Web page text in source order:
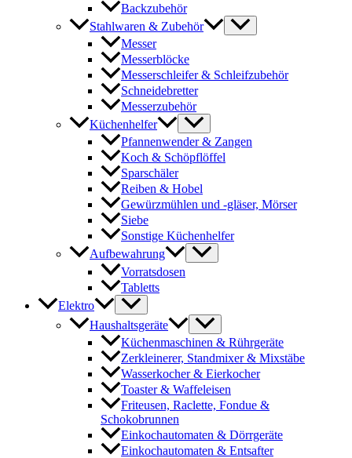
Backzubehör
Stahlwaren & Zubehör
Messer
Messerblöcke
Messerschleifer & Schleifzubehör
Schneidebretter
Messerzubehör
Küchenhelfer
Pfannenwender & Zangen
Koch & Schöpflöffel
Sparschäler
Reiben & Hobel
Gewürzmühlen und -gläser, Mörser
Siebe
Sonstige Küchenhelfer
Aufbewahrung
Vorratsdosen
Tabletts
Elektro
Haushaltsgeräte
Küchenmaschinen & Rührgeräte
Zerkleinerer, Standmixer & Mixstäbe
Wasserkocher & Eierkocher
Toaster & Waffeleisen
Friteusen, Raclette, Fondue &
Schokobrunnen
Einkochautomaten & Dörrgeräte
Einkochautomaten & Entsafter